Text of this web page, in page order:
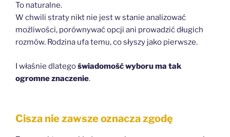
To naturalne.
W chwili straty nikt nie jest w stanie analizować
możliwości, porównywać opcji ani prowadzić długich
rozmów. Rodzina ufa temu, co słyszy jako pierwsze.
I właśnie dlategoświadomość wyboru ma tak
ogromne znaczenie.
Cisza nie zawsze oznacza zgodę